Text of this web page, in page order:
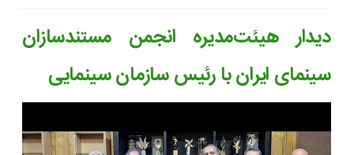
دیدار هیئت‌مدیره انجمن مستندسازان
سینمای ایران با رئیس سازمان سینمایی